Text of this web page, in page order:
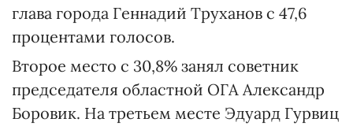
глава города Геннадий Труханов с 47,6
процентами голосов.
Второе место с 30,8% занял советник
председателя областной ОГА Александр
Боровик. На третьем месте Эдуард Гурвиц